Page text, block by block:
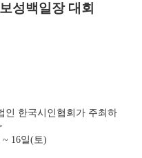
성백일장 대회
인 한국시인협회가 주최하
~ 16일(토)